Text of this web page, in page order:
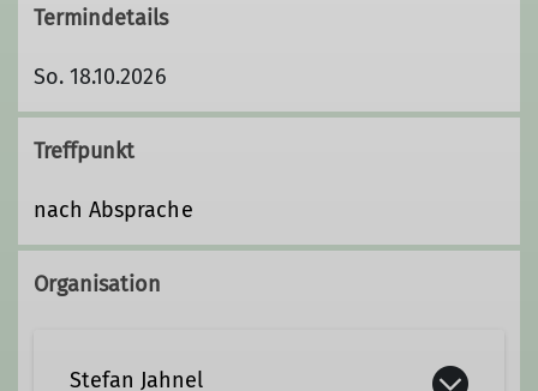
Termindetails
So. 18.10.2026
Treffpunkt
nach Absprache
Organisation
Stefan Jahnel